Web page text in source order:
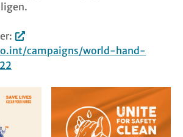
campaigns/world-hand-